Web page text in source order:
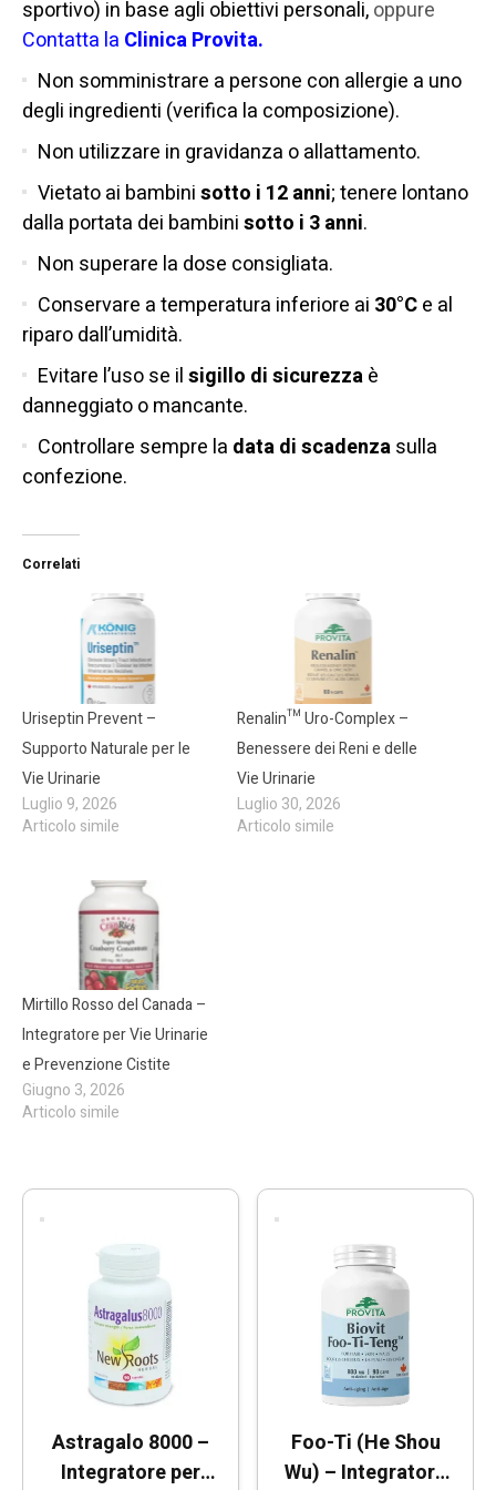
sportivo) in base agli obiettivi personali,oppure
Contatta la Clinica Provita.
Non somministrare a persone con allergie a uno
degli ingredienti (verifica la composizione).
Non utilizzare in gravidanza o allattamento.
Vietato ai bambinisotto i 12 anni; tenere lontano
dalla portata dei bambinisotto i 3 anni.
Non superare la dose consigliata.
Conservare a temperatura inferiore ai 30°Ce al
riparo dall’umidità.
Evitare l’uso se ilsigillo di sicurezzaè
danneggiato o mancante.
Controllare sempre la data di scadenzasulla
confezione.
Correlati
Uriseptin Prevent –
Supporto Naturale per le
Vie Urinarie
Luglio 9, 2026
Articolo simile
Renalin™ Uro-Complex –
Benessere dei Reni e delle
Vie Urinarie
Luglio 30, 2026
Articolo simile
Mirtillo Rosso del Canada –
Integratore per Vie Urinarie
e Prevenzione Cistite
Giugno 3, 2026
Articolo simile
Astragalo 8000 –
Integratore per
Foo-Ti (He Shou
Wu) – Integratore